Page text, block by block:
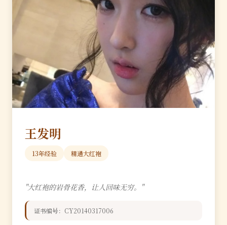
王发明
13年经验 精通大红袍
"大红袍的岩骨花香，让人回味无穷。"
证书编号：CY20140317006